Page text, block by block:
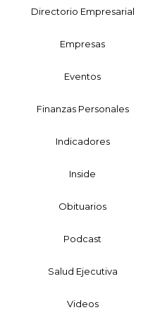
Directorio Empresarial
Empresas
Eventos
Finanzas Personales
Indicadores
Inside
Obituarios
Podcast
Salud Ejecutiva
Videos